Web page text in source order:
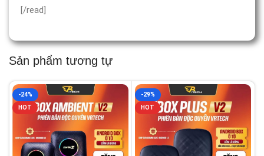
[/read]
Sản phẩm tương tự
-24%
HOT
-29%
HOT